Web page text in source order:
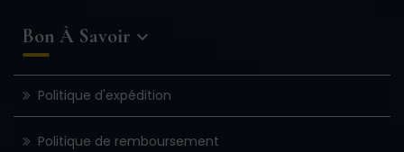
Bon À Savoir 
Politique d'expédition
Politique de remboursement